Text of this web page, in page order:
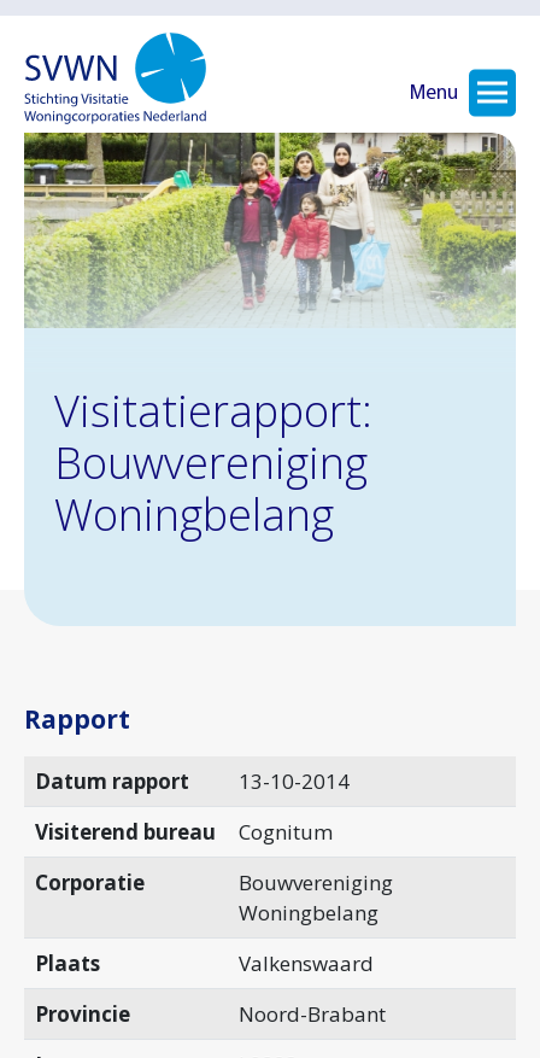
Menu
Visitatierapport:
Bouwvereniging
Woningbelang
Rapport
Datum rapport
13-10-2014
Visiterend bureau
Cognitum
Corporatie
Bouwvereniging
Woningbelang
Plaats
Valkenswaard
Provincie
Noord-Brabant